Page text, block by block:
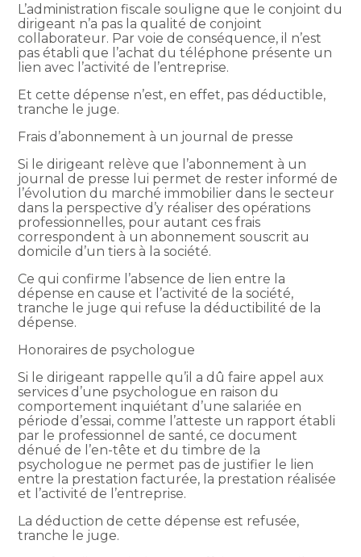
L’administration fiscale souligne que le conjoint du
dirigeant n’a pas la qualité de conjoint
collaborateur. Par voie de conséquence, il n’est
pas établi que l’achat du téléphone présente un
lien avec l’activité de l’entreprise.
Et cette dépense n’est, en effet, pas déductible,
tranche le juge.
Frais d’abonnement à un journal de presse
Si le dirigeant relève que l’abonnement à un
journal de presse lui permet de rester informé de
l’évolution du marché immobilier dans le secteur
dans la perspective d’y réaliser des opérations
professionnelles, pour autant ces frais
correspondent à un abonnement souscrit au
domicile d’un tiers à la société.
Ce qui confirme l’absence de lien entre la
dépense en cause et l’activité de la société,
tranche le juge qui refuse la déductibilité de la
dépense.
Honoraires de psychologue
Si le dirigeant rappelle qu’il a dû faire appel aux
services d’une psychologue en raison du
comportement inquiétant d’une salariée en
période d’essai, comme l’atteste un rapport établi
par le professionnel de santé, ce document
dénué de l’en-tête et du timbre de la
psychologue ne permet pas de justifier le lien
entre la prestation facturée, la prestation réalisée
et l’activité de l’entreprise.
La déduction de cette dépense est refusée,
tranche le juge.